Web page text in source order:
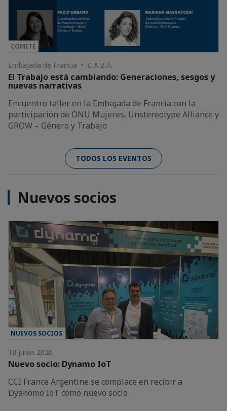
COMITÉ
Embajada de Francia • C.A.B.A.
El Trabajo está cambiando: Generaciones, sesgos y
nuevas narrativas
Encuentro taller en la Embajada de Francia con la
participación de ONU Mujeres, Unstereotype Alliance y
GROW – Género y Trabajo
TODOS LOS EVENTOS
Nuevos socios
NUEVOS SOCIOS
18 junio 2026
Nuevo socio: Dynamo IoT
CCI France Argentine se complace en recibir a
Dyanomo IoT como nuevo socio